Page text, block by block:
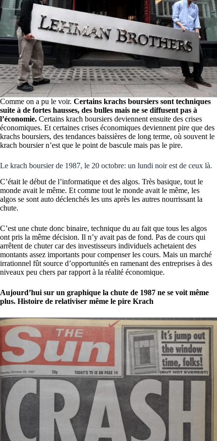
Comme on a pu le voir. Certains krachs boursiers sont techniques
suite à de fortes hausses, des bulles mais ne se diffusent pas à
l’économie. Certains krach boursiers deviennent ensuite des crises
économiques. Et certaines crises économiques deviennent pire que des
krachs boursiers, des tendances baissières de long terme, où souvent le
krach boursier n’est que le point de bascule mais pas le pire.
Le krach boursier de 1987, le 20 octobre: un lundi noir est de ceux là.
C’était le début de l’informatique et des algos. Très basique, tout le
monde avait le même. Et comme tout le monde avait le même, les
algos se sont auto déclenchés les uns après les autres nourrissant la
chute.
C’est une chute donc binaire, technique du au fait que tous les algos
ont pris la même décision. Il n’y avait pas de fond. Pas de cours qui
arrêtent de chuter car des investisseurs individuels achetaient des
montants assez importants pour compenser les cours. Mais un marché
irrationnel fût source d’opportunités en ramenant des entreprises à des
niveaux peu chers par rapport à la réalité économique.
Aujourd’hui sur un graphique la chute de 1987 ne se voit même
plus. Histoire de relativiser même le pire Krach